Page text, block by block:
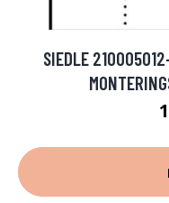
SIEDLE